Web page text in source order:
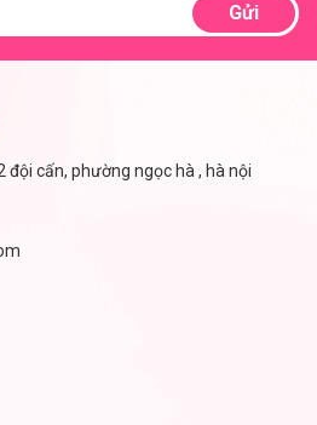
Gửi
đội cấn, phường ngọc hà , hà nội